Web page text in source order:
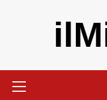
principale